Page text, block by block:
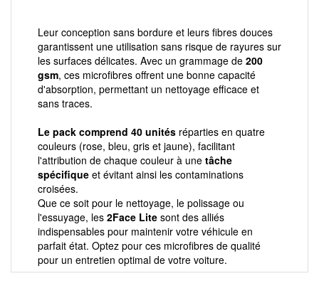
Leur conception sans bordure et leurs fibres douces
garantissent une utilisation sans risque de rayures sur
les surfaces délicates. Avec un grammage de 200
gsm, ces microfibres offrent une bonne capacité
d'absorption, permettant un nettoyage efficace et
sans traces.
Le pack comprend 40 unités réparties en quatre
couleurs (rose, bleu, gris et jaune), facilitant
l'attribution de chaque couleur à une tâche
spécifique et évitant ainsi les contaminations
croisées.
Que ce soit pour le nettoyage, le polissage ou
l'essuyage, les 2Face Lite sont des alliés
indispensables pour maintenir votre véhicule en
parfait état. Optez pour ces microfibres de qualité
pour un entretien optimal de votre voiture.